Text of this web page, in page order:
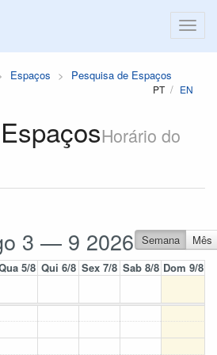
Espaços Pesquisa de Espaços
PT EN
Horário do
3 — 9 2026 Semana
Mês
5/8 Qui 6/8 Sex 7/8 Sab 8/8 Dom 9/8